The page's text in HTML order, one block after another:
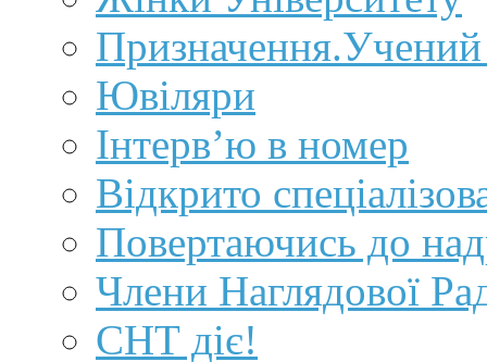
Призначення.Учений
Ювіляри
Інтерв’ю в номер
Відкрито
Повертаючись до
Члени Наглядової
СНТ діє!